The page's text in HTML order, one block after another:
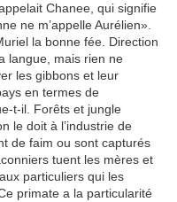
Chanee, qui signifie
ne m’appelle Aurélien».
la bonne fée. Direction
langue, mais rien ne
les gibbons et leur
en termes de
t-il. Forêts et jungle
le doit à l’industrie de
de faim ou sont capturés
tuent les mères et
particuliers qui les
primate a la particularité